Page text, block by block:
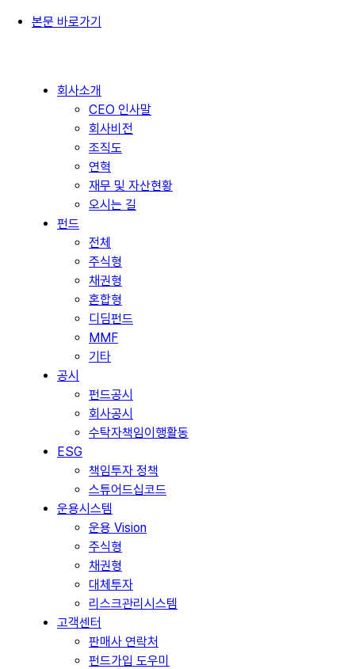
본문 바로가기
회사소개
CEO 인사말
회사비전
조직도
연혁
재무 및 자산현황
오시는 길
펀드
전체
주식형
채권형
혼합형
디딤펀드
MMF
기타
공시
펀드공시
회사공시
수탁자책임이행활동
ESG
책임투자 정책
스튜어드십코드
운용시스템
운용 Vision
주식형
채권형
대체투자
리스크관리시스템
고객센터
판매사 연락처
펀드가입 도우미